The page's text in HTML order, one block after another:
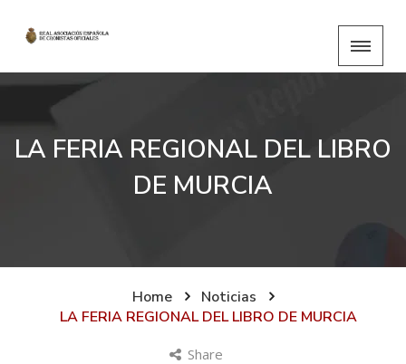
LA FERIA REGIONAL DEL LIBRO
DE MURCIA
Home
Noticias
LA FERIA REGIONAL DEL LIBRO DE MURCIA
Share